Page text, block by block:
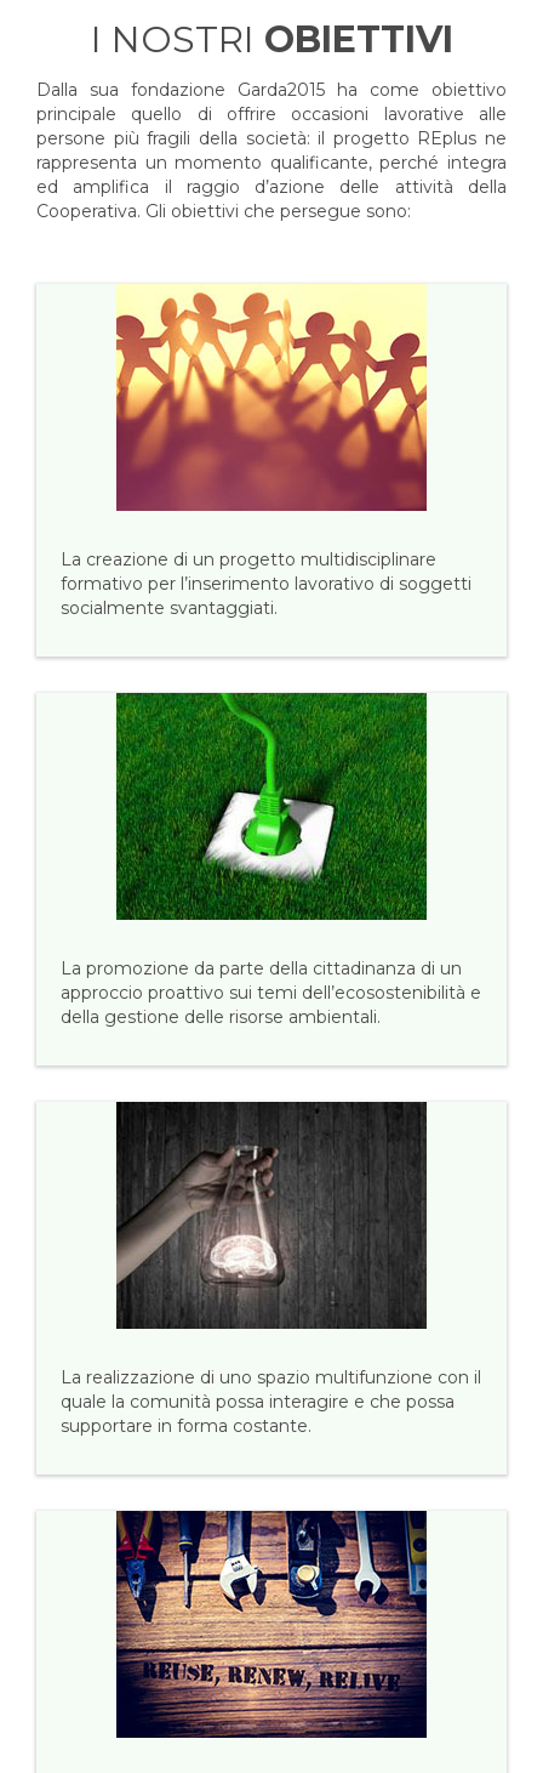
I NOSTRI OBIETTIVI
Dalla sua fondazione Garda2015 ha come obiettivo
principale quello di offrire occasioni lavorative alle
persone più fragili della società: il progetto REplus ne
rappresenta un momento qualificante, perché integra
ed amplifica il raggio d’azione delle attività della
Cooperativa. Gli obiettivi che persegue sono:
La creazione di un progetto multidisciplinare
formativo per l’inserimento lavorativo di soggetti
socialmente svantaggiati.
La promozione da parte della cittadinanza di un
approccio proattivo sui temi dell’ecosostenibilità e
della gestione delle risorse ambientali.
La realizzazione di uno spazio multifunzione con il
quale la comunità possa interagire e che possa
supportare in forma costante.